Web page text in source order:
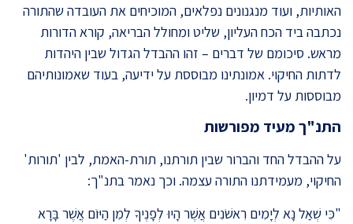
האותיות, ועוד מנגנונים נפלאים, המוכיחים את העובדה שהתורה
נכתבה ביד הכח העליון, שליט ומחולל הבריאה, קורא הדורות
מראש. סיכומם של דברים – זהו ההבדל הגדול שבין היהדות
לדתות החיקוי. אמונתינו מבוססת על ידיעה, בעוד שאמונותיהם
מבוססות על דמיון.
התנ"ך מעיד מפורשות
על ההבדל החד והברור שבין תורתנו, תורת-האמת, לבין 'תורות'
החיקוי, מעמידתנו התורה עצמה. וכך נאמר בתנ"ך:
"כִּי שְׁאַל נָא לְיָמִים רִאשֹׁנִים אֲשֶׁר הָיוּ לְפָנֶיךָ לְמִן הַיּוֹם אֲשֶׁר בָּרָא